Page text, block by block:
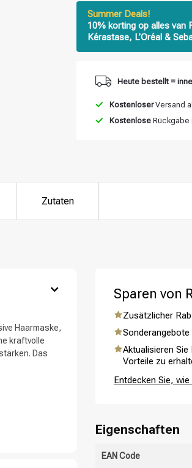
du?
Summer Deals!
10% korting op alles van
Kérastase, L’Oréal &
Heute bestellt =
KostenloserVersand
Kostenlose Rückgabe
Zutaten
Haarmaske,
kraftvolle
Das
Sparen von
Zusätzlicher
Sonderangebote
Aktualisieren
Vorteile zu
Entdecken Sie,
Eigenschaften
EAN Code